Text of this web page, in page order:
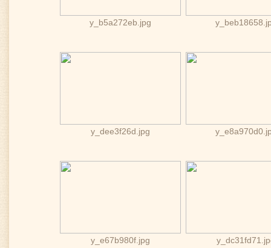
y_b5a272eb.jpg
y_dee3f26d.jpg
y_e67b980f.jpg